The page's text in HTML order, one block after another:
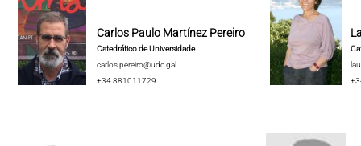
Carlos Paulo Martínez Pereiro
Catedrático de Universidade
carlos.pereiro@udc.gal
+34 881011729